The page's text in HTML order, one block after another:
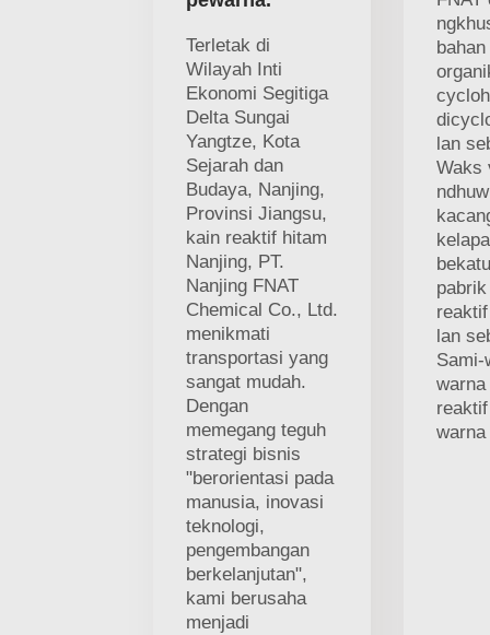
Terletak di
Wilayah Inti
Ekonomi Segitiga
Delta Sungai
Yangtze, Kota
Sejarah dan
Budaya, Nanjing,
Provinsi Jiangsu,
kain reaktif hitam
Nanjing, PT.
Nanjing FNAT
Chemical Co., Ltd.
menikmati
transportasi yang
sangat mudah.
Dengan
memegang teguh
strategi bisnis
"berorientasi pada
manusia, inovasi
teknologi,
pengembangan
berkelanjutan",
kami berusaha
menjadi
lan
Waks
lan
Sami-
warna